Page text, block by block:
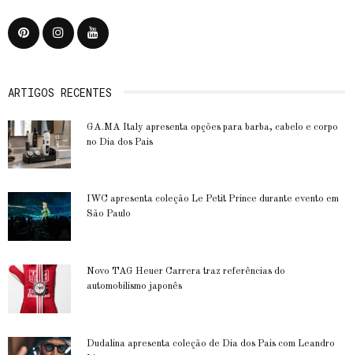
ARTIGOS RECENTES
GA.MA Italy apresenta opções para barba, cabelo e corpo
no Dia dos Pais
IWC apresenta coleção Le Petit Prince durante evento em
São Paulo
Novo TAG Heuer Carrera traz referências do
automobilismo japonês
Dudalina apresenta coleção de Dia dos Pais com Leandro